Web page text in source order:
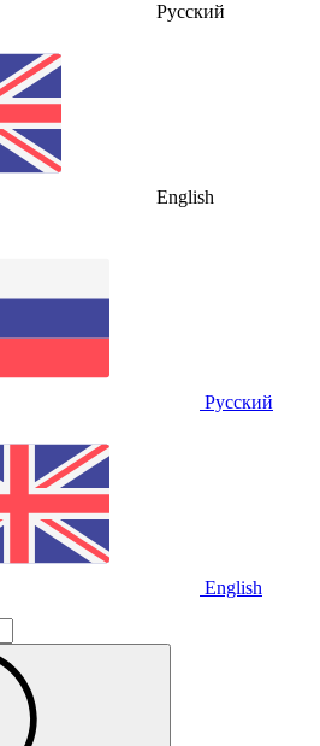
Русский
English
Русский
English